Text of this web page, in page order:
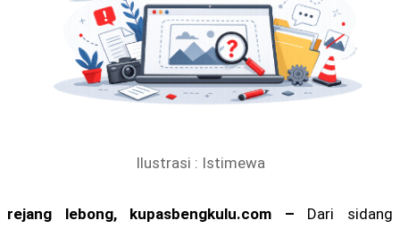
Ilustrasi : Istimewa
rejang lebong, kupasbengkulu.com – Dari sidang